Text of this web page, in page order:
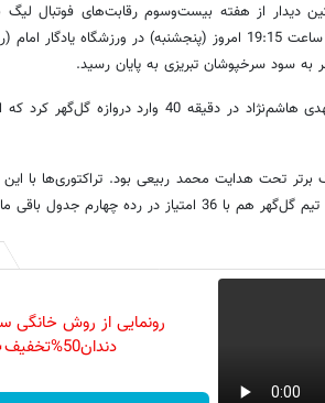
دیدار از هفته بیست‌وسوم رقابت‌های فوتبال لیگ
تیم‌های تراکتور تبریز و گل‌گهر سیرجان از ساعت 19:15 امروز (پنجشنبه) در
به سود سرخپوشان تبریزی به پایان رسید.
تک گل تیم تراکتور در این مسابقه را مهدی هاشم‌نژاد در دقیقه
رده چهارم جدول باقی ماند.
رونمایی از روش خانگی
دندان50%تخفیف🔥